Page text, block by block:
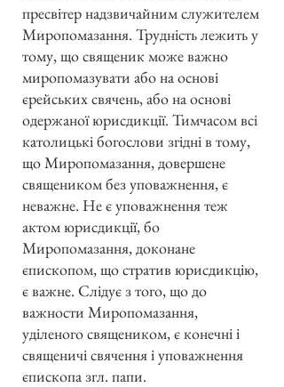
пресвітер надзвичайним служителем
Миропомазання. Трудність лежить у
тому, що священик може важно
миропомазувати або на основі
єрейських свячень, або на основі
одержаної юрисдикції. Тимчасом всі
католицькі богослови згідні в тому,
що Миропомазання, довершене
священиком без уповажнення, є
неважне. Не є уповажнення теж
актом юрисдикції, бо
Миропомазання, доконане
єпископом, що стратив юрисдикцію,
є важне. Слідує з того, що до
важности Миропомазання,
уділеного священиком, є конечні і
священичі свячення і уповажнення
єпископа згл. папи.